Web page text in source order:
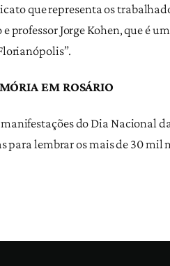
que representa os
professor Jorge Kohen, que é
EM ROSÁRIO
do Dia Nacional
para lembrar os mais de 30